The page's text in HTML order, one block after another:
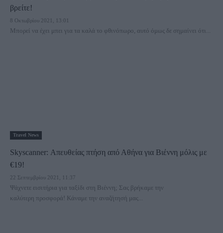
βρείτε!
8 Οκτωβρίου 2021, 13:01
Μπορεί να έχει μπει για τα καλά το φθινόπωρο, αυτό όμως δε σημαίνει ότι...
Travel News
Skyscanner: Απευθείας πτήση από Αθήνα για Βιέννη μόλις με
€19!
22 Σεπτεμβρίου 2021, 11:37
Ψάχνετε εισιτήρια για ταξίδι στη Βιέννη; Σας βρήκαμε την
καλύτερη προσφορά! Κάναμε την αναζήτησή μας...